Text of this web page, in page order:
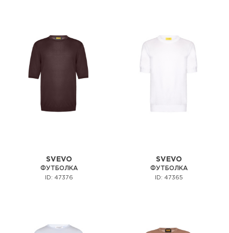
SVEVO
ФУТБОЛКА
ID: 47376
SVEVO
ФУТБОЛКА
ID: 47365